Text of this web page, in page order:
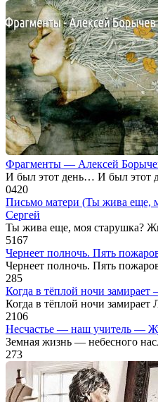
Фрагменты — Алексей
И был этот день… И был этот
0420
Письмо матери (Ты жива еще,
Сергей
Ты жива еще, моя старушка?
5167
Чернеет полночь. Пять
Чернеет полночь. Пять
285
Когда в тёплой ночи
Когда в тёплой ночи
2106
Несчастье — наш учитель —
Земная жизнь — небесного
273